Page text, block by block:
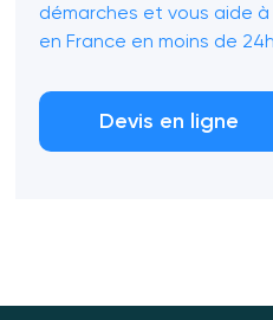
démarches et vous aide
en France en moins de
Devis en ligne